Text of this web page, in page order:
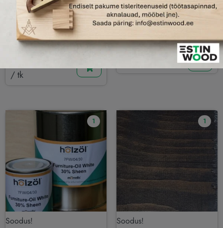
LKSSAB30062024100SV
Liimpuitkilp sõrmjätk A/B
Saar 30x620x2410mm
155.63€
/ tk
LKSSAB20062018000SV
Liimpuitkilp sõrmjätk A/B
Saar 20x620x1800mm
77.50€56.58€
Soodus!
1
Soodus!
1